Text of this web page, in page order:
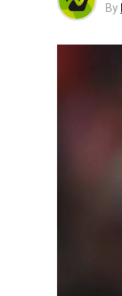
By